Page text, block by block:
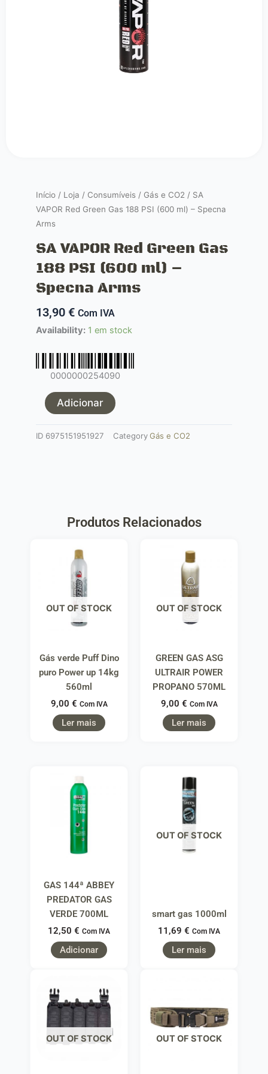
Início / Loja / Consumíveis / Gás e CO2 / SA
VAPOR Red Green Gas 188 PSI (600 ml) – Specna
Arms
SA VAPOR Red Green Gas
188 PSI (600 ml) –
Specna Arms
13,90 € Com IVA
Availability: 1 em stock
0000000254090
Quantidade
VAPOR
Green
Gas
188
Adicionar
ID 6975151951927 CategoryGás e CO2
Produtos Relacionados
OUT OF STOCK
Gás verde Puff Dino
puro Power up 14kg
560ml
9,00 € Com IVA
Ler mais
OUT OF STOCK
GREEN GAS ASG
ULTRAIR POWER
PROPANO 570ML
9,00 € Com IVA
Ler mais
GAS 144ª ABBEY
PREDATOR GAS
VERDE 700ML
12,50 € Com IVA
Adicionar
OUT OF STOCK
smart gas 1000ml
11,69 € Com IVA
Ler mais
OUT OF STOCK OUT OF STOCK